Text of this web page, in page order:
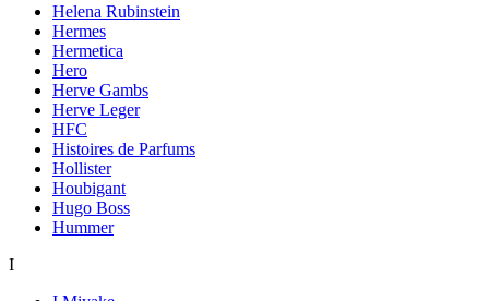
Helena Rubinstein
Hermes
Hermetica
Hero
Herve Gambs
Herve Leger
HFC
Histoires de Parfums
Hollister
Houbigant
Hugo Boss
Hummer
I